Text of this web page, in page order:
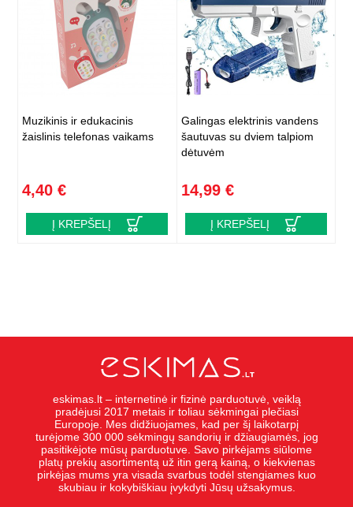
Muzikinis ir edukacinis
žaislinis telefonas vaikams
4,40 €
Į KREPŠELĮ
Galingas elektrinis vandens
šautuvas su dviem talpiom
dėtuvėm
14,99 €
Į KREPŠELĮ
eskimas.lt – internetinė ir fizinė parduotuvė, veiklą
pradėjusi 2017 metais ir toliau sėkmingai plečiasi
Europoje. Mes didžiuojames, kad per šį laikotarpį
turėjome 300 000 sėkmingų sandorių ir džiaugiamės, jog
pasitikėjote mūsų parduotuve. Savo pirkėjams siūlome
platų prekių asortimentą už itin gerą kainą, o kiekvienas
pirkėjas mums yra visada svarbus todėl stengiames kuo
skubiau ir kokybiškiau įvykdyti Jūsų užsakymus.